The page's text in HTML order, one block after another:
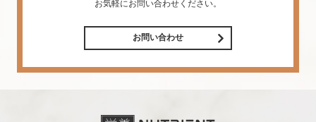
お気軽にお問い合わせください。
お問い合わせ